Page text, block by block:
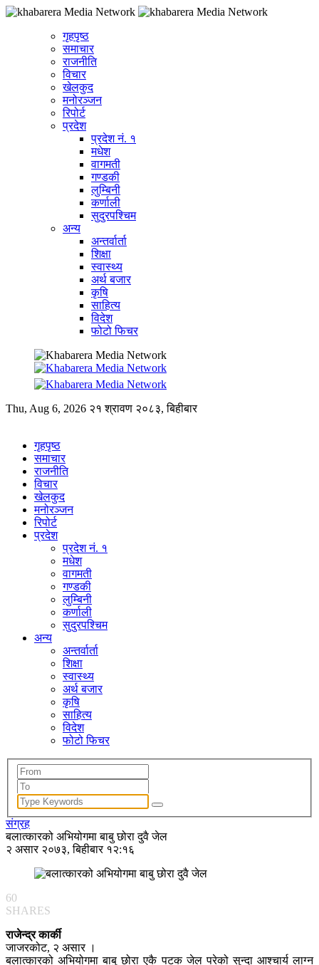
गृहपृष्ठ
समाचार
राजनीति
विचार
खेलकुद
मनोरञ्जन
रिपोर्ट
प्रदेश
प्रदेश नं. १
मधेश
वागमती
गण्डकी
लुम्बिनी
कर्णाली
सुदुरपश्चिम
अन्य
अन्तर्वार्ता
शिक्षा
स्वास्थ्य
अर्थ बजार
कृषि
साहित्य
विदेश
फोटो फिचर
Thu, Aug 6, 2026 २१ श्रावण २०८३, बिहीबार
गृहपृष्ठ
समाचार
राजनीति
विचार
खेलकुद
मनोरञ्जन
रिपोर्ट
प्रदेश
प्रदेश नं. १
मधेश
वागमती
गण्डकी
लुम्बिनी
कर्णाली
सुदुरपश्चिम
अन्य
अन्तर्वार्ता
शिक्षा
स्वास्थ्य
अर्थ बजार
कृषि
साहित्य
विदेश
फोटो फिचर
संग्रह
बलात्कारको अभियोगमा बाबु छोरा दुवै जेल
२ असार २०७३, बिहीबार १२:१६
60
SHARES
राजेन्द्र कार्की
जाजरकोट, २ असार ।
बलात्कारको अभियोगमा बाबु छोरा एकै पटक जेल परेको सुन्दा आश्चार्य लाग्न